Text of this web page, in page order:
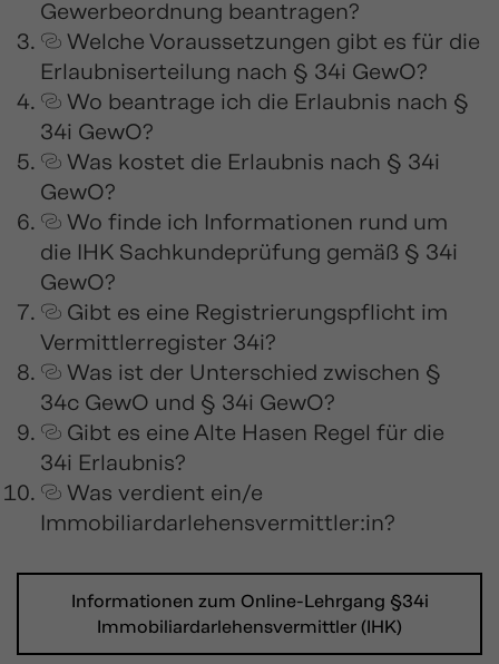
Gewerbeordnung beantragen?
Welche Voraussetzungen gibt es für die
Erlaubniserteilung nach § 34i GewO?
Wo beantrage ich die Erlaubnis nach §
34i GewO?
Was kostet die Erlaubnis nach § 34i
GewO?
Wo finde ich Informationen rund um
die IHK Sachkundeprüfung gemäß § 34i
GewO?
Gibt es eine Registrierungspflicht im
Vermittlerregister 34i?
Was ist der Unterschied zwischen §
34c GewO und § 34i GewO?
Gibt es eine Alte Hasen Regel für die
34i Erlaubnis?
Was verdient ein/e
Immobiliardarlehensvermittler:in?
Informationen zum Online-Lehrgang §34i
Immobiliardarlehensvermittler (IHK)